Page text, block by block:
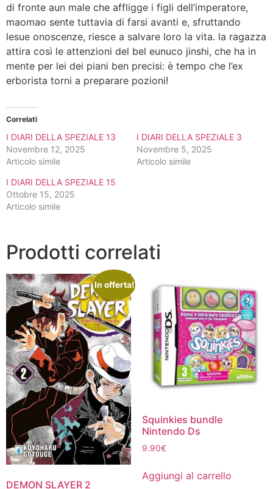
di fronte aun male che affligge i figli dell’imperatore,
maomao sente tuttavia di farsi avanti e, sfruttando
lesue onoscenze, riesce a salvare loro la vita. la ragazza
attira così le attenzioni del bel eunuco jinshi, che ha in
mente per lei dei piani ben precisi: è tempo che l’ex
erborista torni a preparare pozioni!
Correlati
I DIARI DELLA SPEZIALE 13
Novembre 12, 2025
Articolo simile
I DIARI DELLA SPEZIALE 3
Novembre 5, 2025
Articolo simile
I DIARI DELLA SPEZIALE 15
Ottobre 15, 2025
Articolo simile
Prodotti correlati
In offerta!
DEMON SLAYER 2
Squinkies bundle
Nintendo Ds
9.90€
Aggiungi al carrello